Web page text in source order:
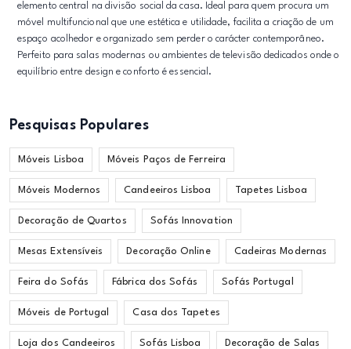
elemento central na divisão social da casa. Ideal para quem procura um
móvel multifuncional que une estética e utilidade, facilita a criação de um
espaço acolhedor e organizado sem perder o carácter contemporâneo.
Perfeito para salas modernas ou ambientes de televisão dedicados onde o
equilíbrio entre design e conforto é essencial.
Pesquisas Populares
Móveis Lisboa Móveis Paços de Ferreira
Móveis Modernos Candeeiros Lisboa Tapetes Lisboa
Decoração de Quartos Sofás Innovation
Mesas Extensíveis Decoração Online Cadeiras Modernas
Feira do Sofás Fábrica dos Sofás Sofás Portugal
Móveis de Portugal Casa dos Tapetes
Loja dos Candeeiros Sofás Lisboa Decoração de Salas